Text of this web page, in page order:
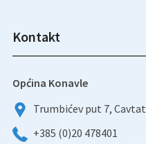
Kontakt
Općina Konavle
Trumbićev put 7, Cavtat
+385 (0)20 478401